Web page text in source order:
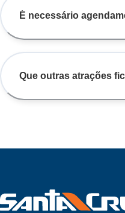
É necessário
Que outras atrações